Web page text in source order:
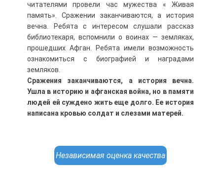
читателями провели час мужества « Живая
память». Сражении заканчиваются, а история
вечна. Ребята с интересом слушали рассказ
библиотекаря, вспомнили о воинах — земляках,
прошедших Афган. Ребята имели возможность
ознакомиться с биографией и наградами
земляков.
Сражения заканчиваются, а история вечна.
Ушла в историю и афганская война, но в памяти
людей ей суждено жить еще долго. Ее история
написана кровью солдат и слезами матерей.
Независимая оценка качества